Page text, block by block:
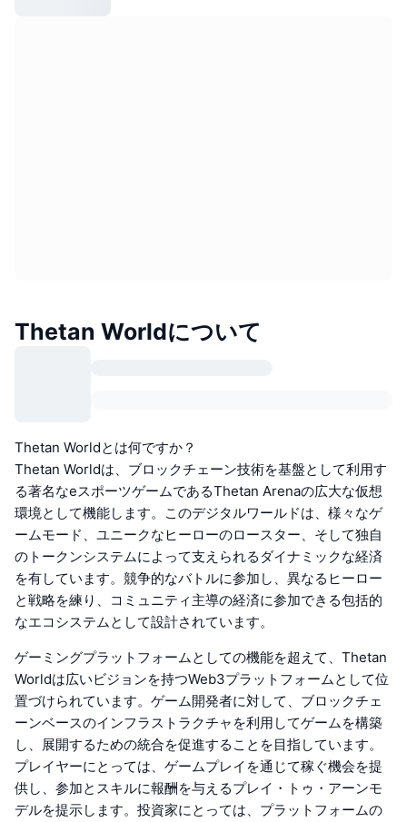
Thetan Worldについて
Thetan Worldとは何ですか？
Thetan Worldは、ブロックチェーン技術を基盤として利用す
る著名なeスポーツゲームであるThetan Arenaの広大な仮想
環境として機能します。このデジタルワールドは、様々なゲ
ームモード、ユニークなヒーローのロースター、そして独自
のトークンシステムによって支えられるダイナミックな経済
を有しています。競争的なバトルに参加し、異なるヒーロー
と戦略を練り、コミュニティ主導の経済に参加できる包括的
なエコシステムとして設計されています。
ゲーミングプラットフォームとしての機能を超えて、Thetan
Worldは広いビジョンを持つWeb3プラットフォームとして位
置づけられています。ゲーム開発者に対して、ブロックチェ
ーンベースのインフラストラクチャを利用してゲームを構築
し、展開するための統合を促進することを目指しています。
プレイヤーにとっては、ゲームプレイを通じて稼ぐ機会を提
供し、参加とスキルに報酬を与えるプレイ・トゥ・アーンモ
デルを提示します。投資家にとっては、プラットフォームの